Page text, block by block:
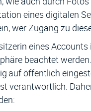
eines digitalen
wer Zugang zu
eines
beachtet
auf öffentlich
verantwortlich.